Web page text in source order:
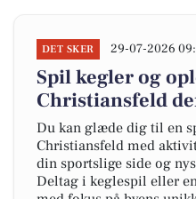
DET SKER 29-07-2026
Spil kegler og
Christiansfeld
Du kan glæde dig til en
Christiansfeld med
din sportslige side og
Deltag i keglespil eller